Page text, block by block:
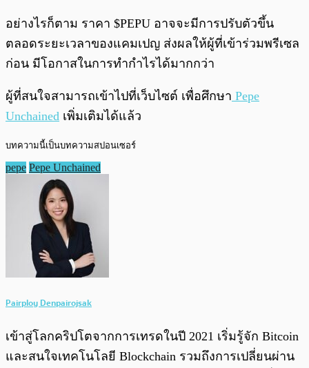
อย่างไรก็ตาม ราคา $PEPU อาจจะมีการปรับตัวขึ้น
ตลอดระยะเวลาของแคมเปญ ส่งผลให้ผู้ที่เข้าร่วมพรีเซล
ก่อน มีโอกาสในการทำกำไรได้มากกว่า
ผู้ที่สนใจสามารถเข้าไปที่เว็บไซต์ เพื่อศึกษา Pepe
Unchained เพิ่มเติมได้แล้ว
บทความนี้เป็นบทความสปอนเซอร์
pepe Pepe Unchained
Pairploy Denpairojsak
เข้าสู่โลกคริปโตจากการเทรดในปี 2021 เริ่มรู้จัก Bitcoin
และสนใจเทคโนโลยี Blockchain รวมถึงการเปลี่ยนผ่าน